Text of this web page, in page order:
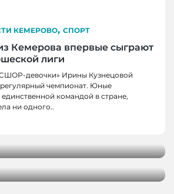
КЕМЕРОВО, СПОРТ
Кемерова впервые сыграют
лиги
девочки» Ирины Кузнецовой
чемпионат. Юные
командой в стране,
ни одного..
здоровья посетили более
для аграриев